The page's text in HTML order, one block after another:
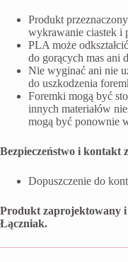
Produkt
wykrawanie ciastek i
PLA może
do gorących mas ani
Nie wyginać ani nie
do uszkodzenia
Foremki mogą być
innych materiałów
mogą być ponownie
Bezpieczeństwo i kontakt
Dopuszczenie do
Produkt zaprojektowany i
Łączniak.